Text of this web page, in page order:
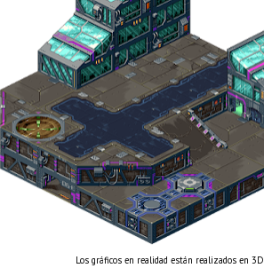
Los gráficos en realidad están realizados en 3D